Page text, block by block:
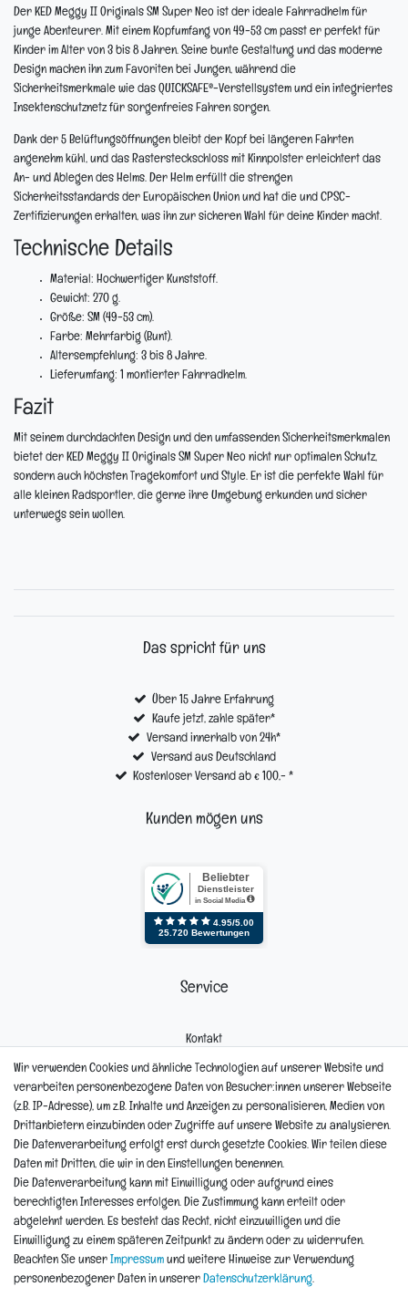
Der KED Meggy II Originals SM Super Neo ist der ideale Fahrradhelm für
junge Abenteurer. Mit einem Kopfumfang von 49-53 cm passt er perfekt für
Kinder im Alter von 3 bis 8 Jahren. Seine bunte Gestaltung und das moderne
Design machen ihn zum Favoriten bei Jungen, während die
Sicherheitsmerkmale wie das QUICKSAFE®-Verstellsystem und ein integriertes
Insektenschutznetz für sorgenfreies Fahren sorgen.
Dank der 5 Belüftungsöffnungen bleibt der Kopf bei längeren Fahrten
angenehm kühl, und das Rastersteckschloss mit Kinnpolster erleichtert das
An- und Ablegen des Helms. Der Helm erfüllt die strengen
Sicherheitsstandards der Europäischen Union und hat die und CPSC-
Zertifizierungen erhalten, was ihn zur sicheren Wahl für deine Kinder macht.
Technische Details
Material: Hochwertiger Kunststoff.
Gewicht: 270 g.
Größe: SM (49-53 cm).
Farbe: Mehrfarbig (Bunt).
Altersempfehlung: 3 bis 8 Jahre.
Lieferumfang: 1 montierter Fahrradhelm.
Fazit
Mit seinem durchdachten Design und den umfassenden Sicherheitsmerkmalen
bietet der KED Meggy II Originals SM Super Neo nicht nur optimalen Schutz,
sondern auch höchsten Tragekomfort und Style. Er ist die perfekte Wahl für
alle kleinen Radsportler, die gerne ihre Umgebung erkunden und sicher
unterwegs sein wollen.
Das spricht für uns
Über 15 Jahre Erfahrung
Kaufe jetzt, zahle später*
Versand innerhalb von 24h*
Versand aus Deutschland
Kostenloser Versand ab € 100,- *
Kunden mögen uns
Service
Kontakt
Reklamation
Informationen
Hinweis zur Entsorgung von Altbaterien
*Teil-Widerruf
Wir verwenden Cookies und ähnliche Technologien auf unserer Website und
verarbeiten personenbezogene Daten von Besucher:innen unserer Webseite
(z.B. IP-Adresse), um z.B. Inhalte und Anzeigen zu personalisieren, Medien von
Drittanbietern einzubinden oder Zugriffe auf unsere Website zu analysieren.
Die Datenverarbeitung erfolgt erst durch gesetzte Cookies. Wir teilen diese
Daten mit Dritten, die wir in den Einstellungen benennen.
Die Datenverarbeitung kann mit Einwilligung oder aufgrund eines
berechtigten Interesses erfolgen. Die Zustimmung kann erteilt oder
abgelehnt werden. Es besteht das Recht, nicht einzuwilligen und die
Einwilligung zu einem späteren Zeitpunkt zu ändern oder zu widerrufen.
Beachten Sie unser Impressum und weitere Hinweise zur Verwendung
personenbezogener Daten in unserer Daten­schutz­erklärung.